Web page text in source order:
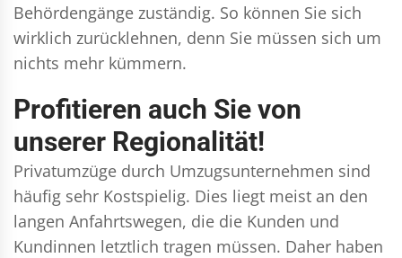
Behördengänge zuständig. So können Sie sich
wirklich zurücklehnen, denn Sie müssen sich um
nichts mehr kümmern.
Profitieren auch Sie von
unserer Regionalität!
Privatumzüge durch Umzugsunternehmen sind
häufig sehr Kostspielig. Dies liegt meist an den
langen Anfahrtswegen, die die Kunden und
Kundinnen letztlich tragen müssen. Daher haben